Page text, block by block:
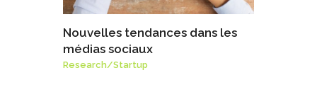
Nouvelles tendances dans les
médias sociaux
Research/Startup